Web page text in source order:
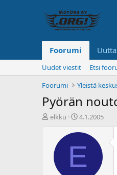
Foorumi
Uudet viestit Etsi
Foorumi
Yleistä
Pyörän
K
elkku
A
o
4.1.2005
E